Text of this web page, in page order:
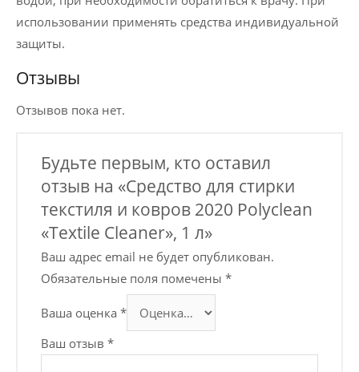
использовании применять средства индивидуальной
защиты.
Отзывы
Отзывов пока нет.
Будьте первым, кто оставил
отзыв на «Средство для стирки
текстиля и ковров 2020 Polyclean
«Textile Cleaner», 1 л»
Ваш адрес email не будет опубликован.
Обязательные поля помечены*
Ваша оценка*
Ваш отзыв*